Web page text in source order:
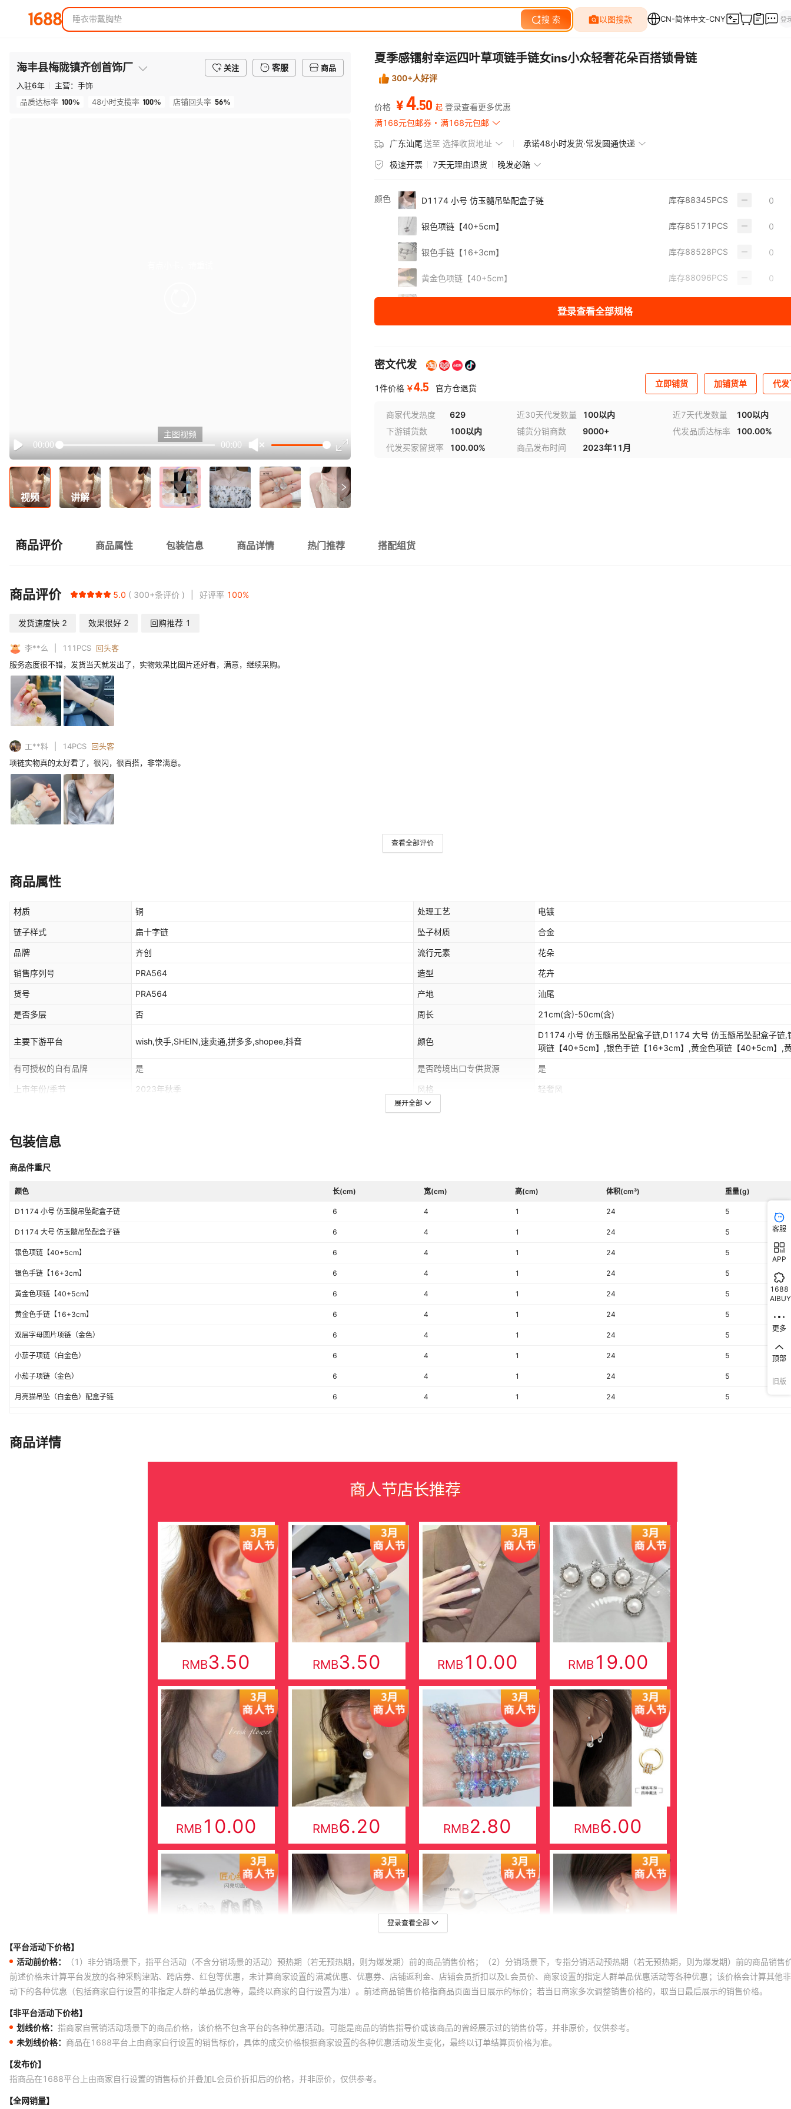
海丰县梅陇镇齐创首饰厂 关注 客服
商品
入驻6年 主营： 手饰
品质达标率 100% 48小时支揽率 100% 店铺回头率 56%
Play
00:00 00:00
主图视频 讲解视频
视频 讲解
夏季感镭射幸运四叶草项链手链女ins小众轻奢花朵百搭锁骨链
300+人好评
价格 ¥4.50 起 登录查看更多优惠
满168元包邮券
满168元包邮
广东汕尾送至 选择收货地址 承诺48小时发货·常发圆通快递
极速开票 7天无理由退货 晚发必赔
颜色 D1174 小号 仿玉髓吊坠配盒子链 库存88345PCS
银色项链【40+5cm】 库存85171 PCS
银色手链【16+3cm】 库存88528PCS
黄金色项链【40+5cm】 库存88096PCS
小茄子项链（金色） 库存88734 PCS
白钻四叶草项链 库存88812PCS
登录查看全部规格
密文代发
1件价格 ￥4.5 官方仓退货 立即铺货 加铺货单 代
商家代发热度 629 近30天代发数量 100以内 近7天代发数量
100以内
下游铺货数
100以内 铺货分销商数 9000+ 代发品质达标率
100.00%
代发买家留货率
100.00% 商品发布时间 2023年11月
商品评价 商品属性 包装信息 商品详情 热门推荐 搭配组货
商品评价 5.0 300+条评价 好评率 100%
发货速度快 2 效果很好 2 回购推荐 1
李**么 111PCS 回头客
服务态度很不错，发货当天就发出了，实物效果比图片还好看，满意，继续采购。
工**料 14PCS 回头客
项链实物真的太好看了，很闪，很百搭，非常满意。
查看全部评价
商品属性
材质 铜 处理工艺 电镀
链子样式 扁十字链 坠子材质 合金
品牌 齐创 流行元素 花朵
销售序列号 PRA564 造型 花卉
货号 PRA564 产地 汕尾
是否多层 否 周长 21cm(含)-50cm(含)
主要下游平台 wish,快手,SHEIN,速卖通,拼多多,shopee,抖音 颜色
D1174 小号 仿玉髓吊坠配盒子链,D1174 大号 仿玉髓吊坠配盒子链,
项链【40+5cm】,银色手链【16+3cm】,黄金色项链【40+5cm】,
子项链（金色）,月亮猫吊坠（白金色）配盒子链,白钻四叶草项链,满
草项链
有可授权的自有品牌 是 是否跨境出口专供货源 是
上市年份/季节 2023年秋季 风格 轻奢风
生产编号
流行元素分类
展开全部
包装信息
商品件重尺
颜色 长(cm) 宽(cm) 高(cm) 体积(cm³) 重量(g)
D1174 小号 仿玉髓吊坠配盒子链 6 4 1 24 5
D1174 大号 仿玉髓吊坠配盒子链 6 4 1 24 5
银色项链【40+5cm】 6 4 1 24 5
银色手链【16+3cm】 6 4 1 24 5
黄金色项链【40+5cm】 6 4 1 24 5
黄金色手链【16+3cm】 6 4 1 24 5
双层字母圆片项链（金色） 6 4 1 24 5
小茄子项链（白金色） 6 4 1 24 5
小茄子项链（金色） 6 4 1 24 5
月亮猫吊坠（白金色）配盒子链 6 4 1 24 5
满钻四叶草项链
商品详情
登录查看全部
【平台活动下价格】
活动前价格：
（1）非分销场景下，指平台活动（不含分销场景的活动）预热期（若无预热期，则为爆发期）前的商品销售价格；（2）分销场景下，专指分销活动预热期（若无预热期，则为爆发期）前的商品销售
前述价格未计算平台发放的各种采购津贴、跨店券、红包等优惠，未计算商家设置的满减优惠、优惠券、店铺返利金、店铺会员折扣以及L会员价、商家设置的指定人群单品优惠活动等各种优惠；该价格会计算其他
动下的各种优惠（包括商家自行设置的非指定人群的单品优惠等，最终以商家的自行设置为准）。前述商品销售价格指商品页面当日展示的标价；若当日商家多次调整销售价格的，取当日最后展示的销售价格。
【非平台活动下价格】
划线价格： 指商家自营销活动场景下的商品价格，该价格不包含平台的各种优惠活动。可能是商品的销售指导价或该商品的曾经展示过的销售价等，并非原价，仅供参考。
未划线价格： 商品在1688平台上由商家自行设置的销售标价，具体的成交价格根据商家设置的各种优惠活动发生变化，最终以订单结算页价格为准。
【发布价】
指商品在1688平台上由商家自行设置的销售标价并叠加L会员价折扣后的价格，并非原价，仅供参考。
【全网销量】
客服
APP
1688
AIBUY
更多
顶部
旧版